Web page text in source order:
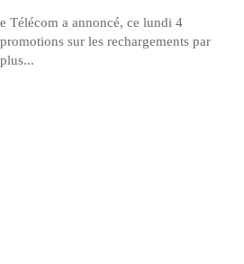
Télécom a annoncé, ce lundi 4
sur les rechargements par